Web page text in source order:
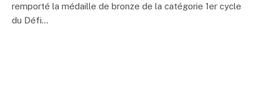
remporté la médaille de bronze de la catégorie 1er cycle
du Défi…